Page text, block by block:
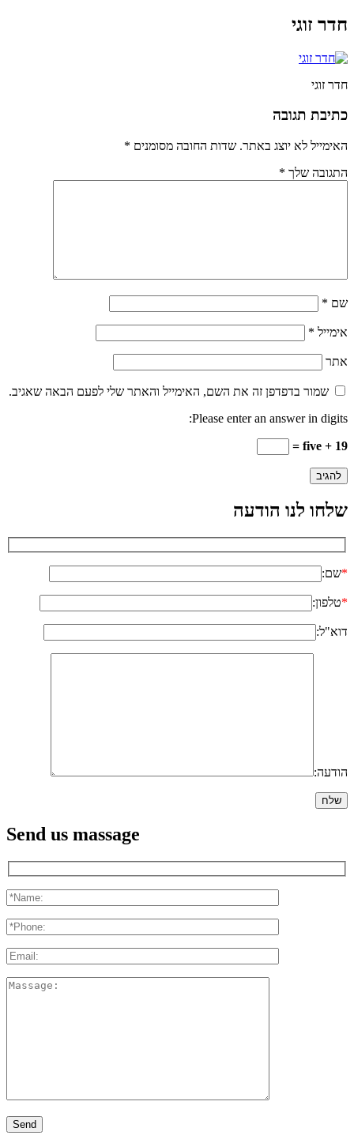
חדר זוגי
חדר זוגי
כתיבת תגובה
האימייל לא יוצג באתר. שדות החובה מסומנים *
התגובה שלך *
שם *
אימייל *
אתר
שמור בדפדפן זה את השם, האימייל והאתר שלי לפעם הבאה שאגיב.
Please enter an answer in digits:
five + 19 =
שלחו לנו הודעה
*שם:
*טלפון:
דוא"ל:
הודעה:
Send us massage